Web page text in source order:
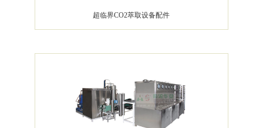
超临界CO2萃取设备配件